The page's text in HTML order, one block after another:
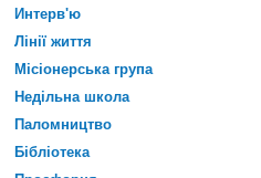
Интерв'ю
Лінії життя
Місіонерська група
Недільна школа
Паломництво
Бібліотека